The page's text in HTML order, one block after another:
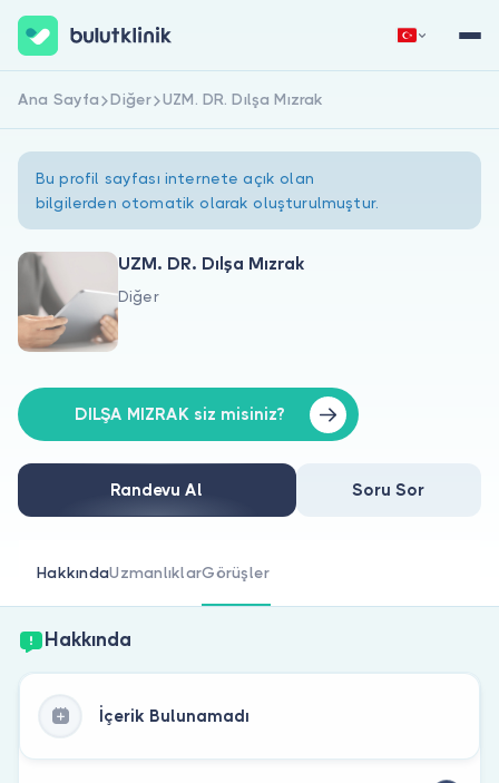
Hakkımızda
Doktorlar için
Doktor musunuz?
Hemen Kaydol
Ana Sayfa Diğer UZM. DR. Dılşa Mızrak
Bu profil sayfası internete açık olan
bilgilerden otomatik olarak oluşturulmuştur.
UZM. DR. Dılşa Mızrak
Diğer
DILŞA MIZRAK siz misiniz?
Randevu Al Soru Sor
HakkındaUzmanlıklarGörüşler
Hakkında
İçerik Bulunamadı